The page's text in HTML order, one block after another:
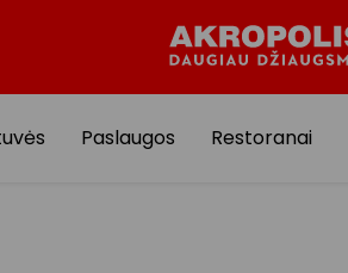
Paslaugos Restoranai